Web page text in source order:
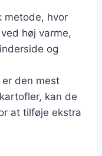
metode, hvor
høj varme,
og
den mest
kan de
at tilføje ekstra